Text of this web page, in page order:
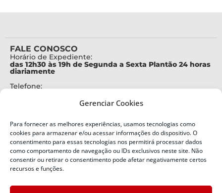
Gerenciar Cookies
Para fornecer as melhores experiências, usamos tecnologias como
cookies para armazenar e/ou acessar informações do dispositivo. O
consentimento para essas tecnologias nos permitirá processar dados
como comportamento de navegação ou IDs exclusivos neste site. Não
consentir ou retirar o consentimento pode afetar negativamente certos
recursos e funções.
FALE CONOSCO
Horário de Expediente:
das 12h30 às 19h de Segunda a Sexta Plantão 24 horas
diariamente
Telefone:
Alertas Defesa Civil:
SMS 40199
ENDEREÇO
Defesa Civil do Estado de Santa Catarina